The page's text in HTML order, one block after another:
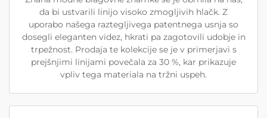
da bi ustvarili linijo visoko zmogljivih hlačk. Z
uporabo našega raztegljivega patentnega usnja so
dosegli eleganten videz, hkrati pa zagotovili udobje in
trpežnost. Prodaja te kolekcije se je v primerjavi s
prejšnjimi linijami povečala za 30 %, kar prikazuje
vpliv tega materiala na tržni uspeh.